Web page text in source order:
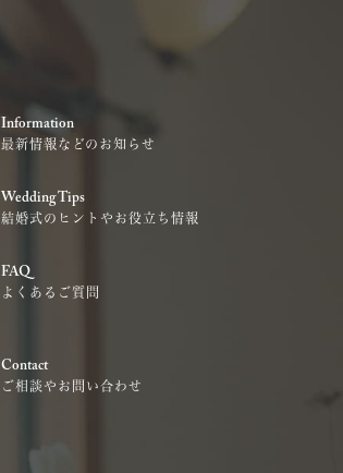
Information
最新情報などのお知らせ
Wedding Tips
結婚式のヒントやお役立ち情報
FAQ
よくあるご質問
Contact
ご相談やお問い合わせ